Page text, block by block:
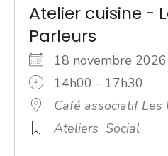
Atelier cuisine -
Parleurs
18 novembre
14h00 - 17h30
Café associatif Les
Ateliers Social